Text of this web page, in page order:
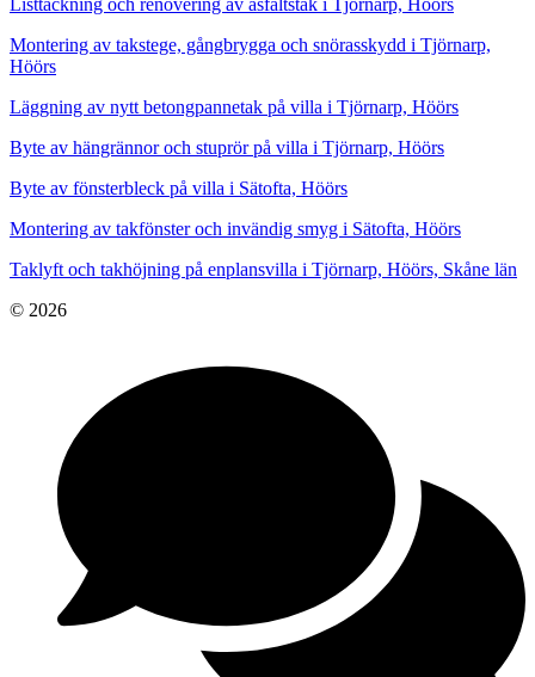
Montering av takstege, gångbrygga och snörasskydd i Tjörnarp,
Höörs
Läggning av nytt betongpannetak på villa i Tjörnarp, Höörs
Byte av hängrännor och stuprör på villa i Tjörnarp, Höörs
Byte av fönsterbleck på villa i Sätofta, Höörs
Montering av takfönster och invändig smyg i Sätofta, Höörs
Taklyft och takhöjning på enplansvilla i Tjörnarp, Höörs, Skåne län
© 2026